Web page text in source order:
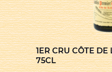
1ER CRU CÔTE DE
75CL